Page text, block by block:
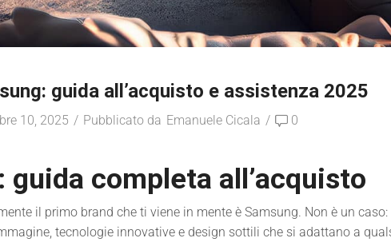
guida all’acquisto e assistenza 2025
10, 2025 / Pubblicato da Emanuele Cicala / 0
completa all’acquisto
il primo brand che ti viene in mente è Samsung. Non è un
tecnologie innovative e design sottili che si adattano a